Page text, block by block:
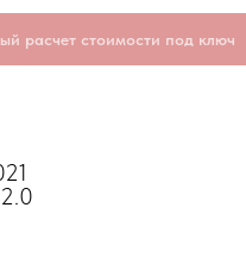
расчет стоимости под ключ